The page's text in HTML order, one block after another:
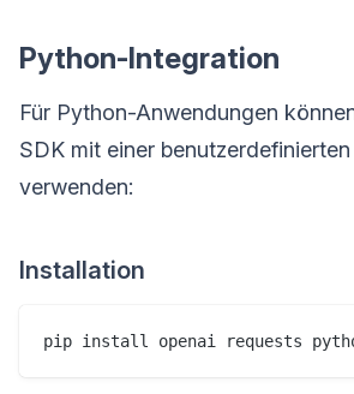
Python-Integration
Für Python-Anwendungen
SDK mit einer
verwenden:
Installation